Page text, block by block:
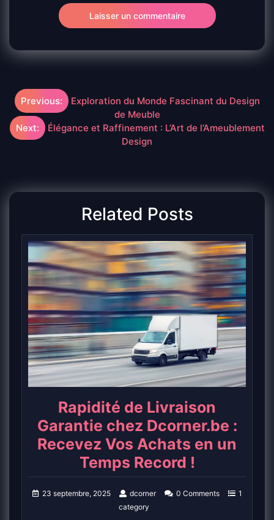
Navigation
de
Previous:
Exploration du Monde Fascinant du Design
de Meuble
Next:
Élégance et Raffinement : L’Art de l’Ameublement
Design
Related Posts
Rapidité de Livraison
Garantie chez Dcorner.be :
Recevez Vos Achats en un
Temps Record !
23 septembre, 2025 dcorner 0 Comments
1
category